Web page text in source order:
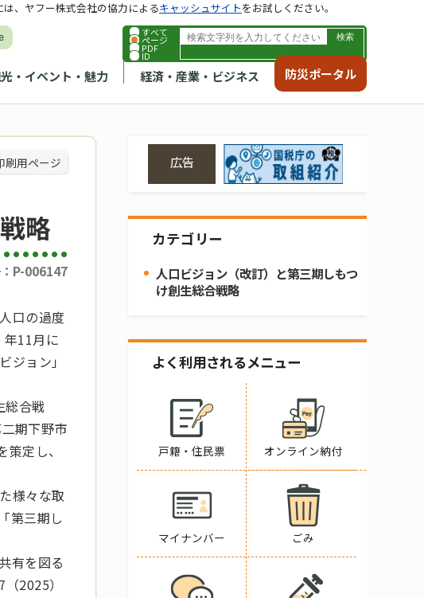
すべて
ページ
PDF
ID
・イベント・魅力 経済・産業・ビジネス 防災ポータル
、ヤフー株式会社の協力によるキャッシュサイトをお試しください。
刷用ページ
略
P-006147
口の過度
11月に
ジョン」
総合戦
期下野市
定し、
様々な取
第三期し
有を図る
2025）
広告
カテゴリー
人口ビジョン（改訂）と第三期しもつ
け創生総合戦略
よく利用されるメニュー
戸籍・住民票 オンライン納付
マイナンバー ごみ